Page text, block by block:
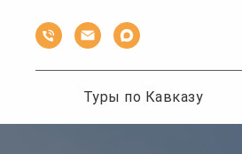
Туры по Кавказу